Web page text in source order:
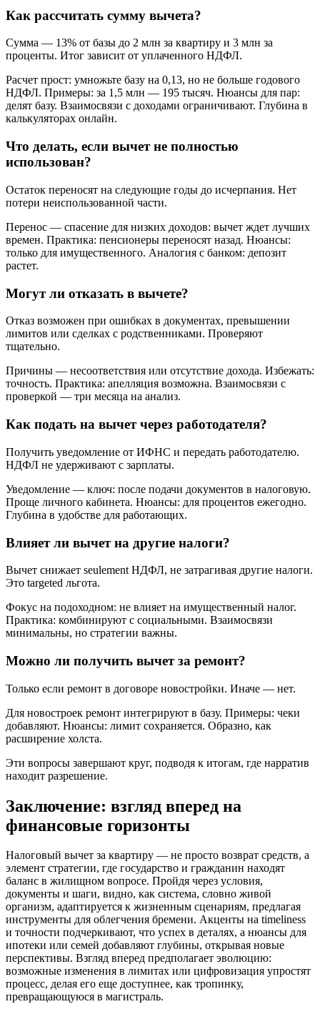
Как рассчитать сумму вычета?
Сумма — 13% от базы до 2 млн за квартиру и 3 млн за
проценты. Итог зависит от уплаченного НДФЛ.
Расчет прост: умножьте базу на 0,13, но не больше годового
НДФЛ. Примеры: за 1,5 млн — 195 тысяч. Нюансы для пар:
делят базу. Взаимосвязи с доходами ограничивают. Глубина в
калькуляторах онлайн.
Что делать, если вычет не полностью
использован?
Остаток переносят на следующие годы до исчерпания. Нет
потери неиспользованной части.
Перенос — спасение для низких доходов: вычет ждет лучших
времен. Практика: пенсионеры переносят назад. Нюансы:
только для имущественного. Аналогия с банком: депозит
растет.
Могут ли отказать в вычете?
Отказ возможен при ошибках в документах, превышении
лимитов или сделках с родственниками. Проверяют
тщательно.
Причины — несоответствия или отсутствие дохода. Избежать:
точность. Практика: апелляция возможна. Взаимосвязи с
проверкой — три месяца на анализ.
Как подать на вычет через работодателя?
Получить уведомление от ИФНС и передать работодателю.
НДФЛ не удерживают с зарплаты.
Уведомление — ключ: после подачи документов в налоговую.
Проще личного кабинета. Нюансы: для процентов ежегодно.
Глубина в удобстве для работающих.
Влияет ли вычет на другие налоги?
Вычет снижает seulement НДФЛ, не затрагивая другие налоги.
Это targeted льгота.
Фокус на подоходном: не влияет на имущественный налог.
Практика: комбинируют с социальными. Взаимосвязи
минимальны, но стратегии важны.
Можно ли получить вычет за ремонт?
Только если ремонт в договоре новостройки. Иначе — нет.
Для новостроек ремонт интегрируют в базу. Примеры: чеки
добавляют. Нюансы: лимит сохраняется. Образно, как
расширение холста.
Эти вопросы завершают круг, подводя к итогам, где нарратив
находит разрешение.
Заключение: взгляд вперед на
финансовые горизонты
Налоговый вычет за квартиру — не просто возврат средств, а
элемент стратегии, где государство и гражданин находят
баланс в жилищном вопросе. Пройдя через условия,
документы и шаги, видно, как система, словно живой
организм, адаптируется к жизненным сценариям, предлагая
инструменты для облегчения бремени. Акценты на timeliness
и точности подчеркивают, что успех в деталях, а нюансы для
ипотеки или семей добавляют глубины, открывая новые
перспективы. Взгляд вперед предполагает эволюцию:
возможные изменения в лимитах или цифровизация упростят
процесс, делая его еще доступнее, как тропинку,
превращающуюся в магистраль.